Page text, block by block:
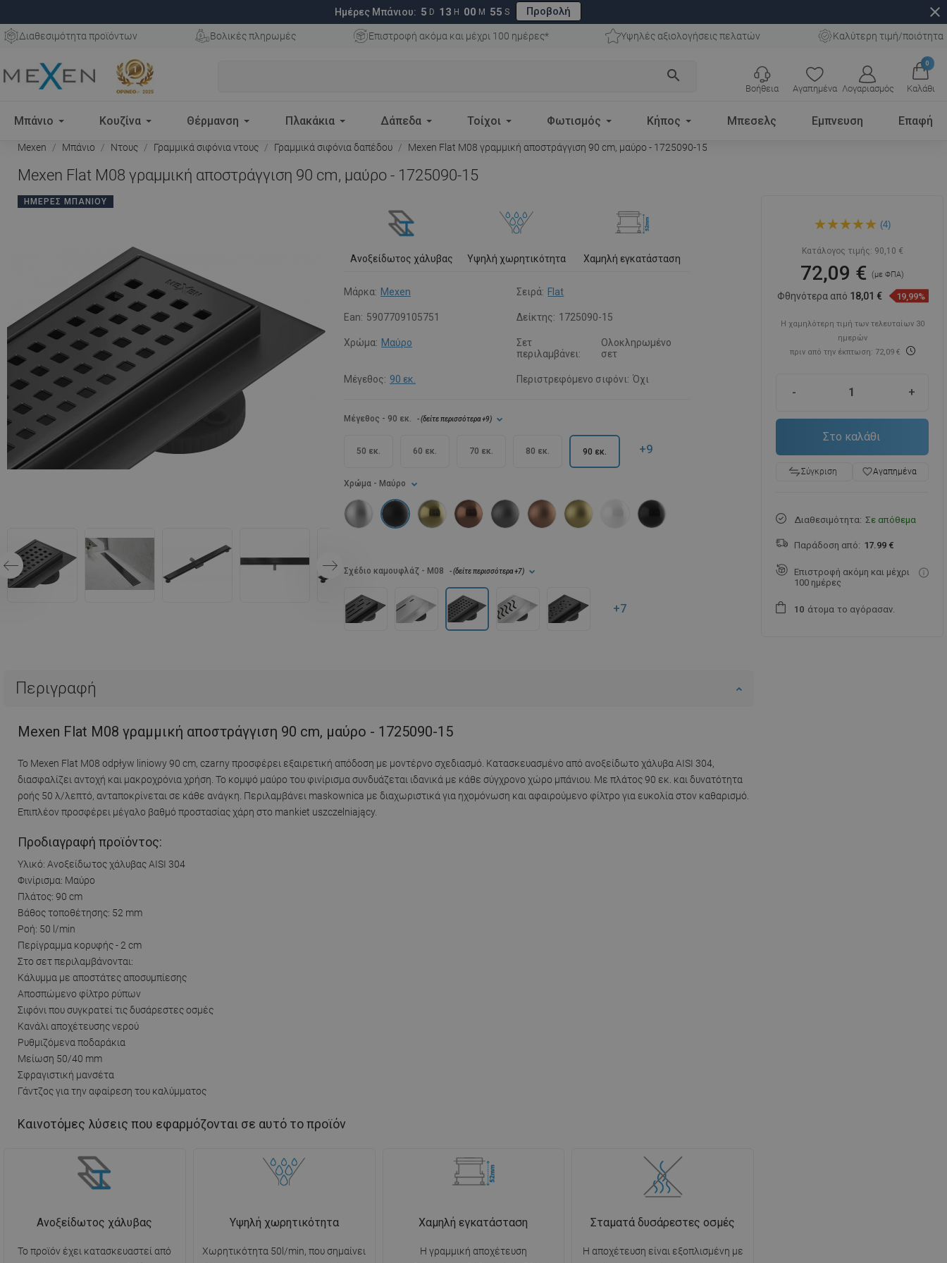
Ημέρες Μπάνιου: 5 D 13 H 00 M 54 S Προβολή close
Διαθεσιμότητα προϊόντων Βολικές πληρωμές Επιστροφή ακόμα και μέχρι 100 ημέρες* Υψηλές αξιολογήσεις πελατών Καλύτερη τιμή/ποιότητα
search
Αγαπημένα Λογαριασμός
0
Καλάθι
Βοήθεια
Μπάνιο Κουζίνα Θέρμανση Πλακάκια Δάπεδα Τοίχοι Φωτισμός Κήπος Μπεσελς Εμπνευση Επαφή
Mexen Μπάνιο Ντους Γραμμικά σιφόνια ντους Γραμμικά σιφόνια δαπέδου Mexen Flat M08 γραμμική αποστράγγιση 90 cm, μαύρο - 1725090-15
Mexen Flat M08 γραμμική αποστράγγιση 90 cm, μαύρο - 1725090-15
ΗΜΈΡΕΣ ΜΠΆΝΙΟΥ
Ανοξείδωτος χάλυβας Υψηλή χωρητικότητα Χαμηλή εγκατάσταση
Μάρκα: Mexen Σειρά: Flat
Ean: 5907709105751 Δείκτης: 1725090-15
Χρώμα: Μαύρο
Σετ
περιλαμβάνει:
Ολοκληρωμένο
σετ
Μέγεθος: 90 εκ. Περιστρεφόμενο σιφόνι: Όχι
Μέγεθος - 90 εκ. - (δείτε περισσότερα+9)
50 εκ. 60 εκ. 70 εκ. 80 εκ. 90 εκ. +9
Χρώμα - Μαύρο
Σχέδιο καμουφλάζ - M08 - (δείτε περισσότερα+7)
+7
Περιγραφή
Mexen Flat M08 γραμμική αποστράγγιση 90 cm, μαύρο - 1725090-15
Το Mexen Flat M08 odpływ liniowy 90 cm, czarny προσφέρει εξαιρετική απόδοση με μοντέρνο σχεδιασμό. Κατασκευασμένο από ανοξείδωτο χάλυβα AISI 304,
διασφαλίζει αντοχή και μακροχρόνια χρήση. Το κομψό μαύρο του φινίρισμα συνδυάζεται ιδανικά με κάθε σύγχρονο χώρο μπάνιου. Με πλάτος 90 εκ. και δυνατότητα
ροής 50 λ/λεπτό, ανταποκρίνεται σε κάθε ανάγκη. Περιλαμβάνει maskownica με διαχωριστικά για ηχομόνωση και αφαιρούμενο φίλτρο για ευκολία στον καθαρισμό.
Επιπλέον προσφέρει μέγαλο βαθμό προστασίας χάρη στο mankiet uszczelniający.
Προδιαγραφή προϊόντος:
Υλικό: Ανοξείδωτος χάλυβας AISI 304
Φινίρισμα: Μαύρο
Πλάτος: 90 cm
Βάθος τοποθέτησης: 52 mm
Ροή: 50 l/min
Περίγραμμα κορυφής - 2 cm
Στο σετ περιλαμβάνονται:
Κάλυμμα με αποστάτες αποσυμπίεσης
Αποσπώμενο φίλτρο ρύπων
Σιφόνι που συγκρατεί τις δυσάρεστες οσμές
Kανάλι αποχέτευσης νερού
Ρυθμιζόμενα ποδαράκια
Μείωση 50/40 mm
Σφραγιστική μανσέτα
Γάντζος για την αφαίρεση του καλύμματος
Καινοτόμες λύσεις που εφαρμόζονται σε αυτό το προϊόν
Ανοξείδωτος χάλυβας
Το προϊόν έχει κατασκευαστεί από
Υψηλή χωρητικότητα
Χωρητικότητα 50l/min, που σημαίνει
Χαμηλή εγκατάσταση
Η γραμμική αποχέτευση
Σταματά δυσάρεστες οσμές
Η αποχέτευση είναι εξοπλισμένη με
αποστράγγιση 90 cm, μαύρο
(4)
Κατάλογος τιμής: 90,10 €
72,09 €(με ΦΠΑ)
Φθηνότερα από 18,01 € 19,99%
Η χαμηλότερη τιμή των τελευταίων 30
ημερών
πριν από την έκπτωση: 72,09 €
- +
Στο καλάθι
Σύγκριση favorite_borderΑγαπημένα
Διαθεσιμότητα: Σε απόθεμα
Παράδοση από: 17.99 €
Επιστροφή ακόμη και μέχρι
100 ημέρες
1 0 άτομα το αγόρασαν.